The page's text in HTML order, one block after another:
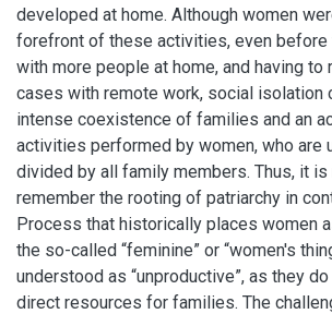
developed at home. Although women
forefront of these activities, even before
with more people at home, and having to
cases with remote work, social isolation
intense coexistence of families and an
activities performed by women, who are
divided by all family members. Thus, it
remember the rooting of patriarchy in
Process that historically places women
the so-called “feminine” or “women's
understood as “unproductive”, as they
direct resources for families. The